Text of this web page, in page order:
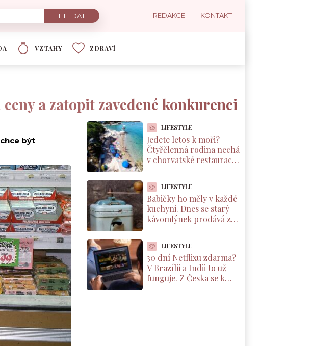
REDAKCE KONTAKT
VZTAHY ZDRAVÍ
a zatopit zavedené konkurenci
být
LIFESTYLE
Jedete letos k moři?
Čtyřčlenná rodina nechá
v chorvatské restauraci
večeři
LIFESTYLE
Babičky ho měly v každé
kuchyni. Dnes se starý
kávomlýnek prodává za
jednou podmínkou
LIFESTYLE
30 dní Netflixu zdarma?
V Brazílii a Indii to už
funguje. Z Česka se k